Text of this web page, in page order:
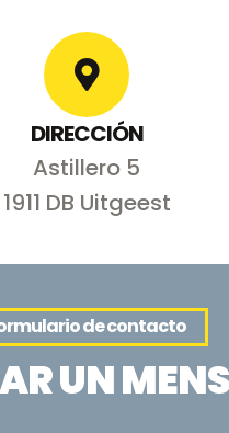
DIRECCIÓN
Astillero 5
1911 DB Uitgeest
de contacto
UN